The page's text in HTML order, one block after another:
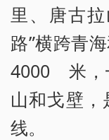
里、唐古
路”横跨青
4000 米，
山和戈壁
线。